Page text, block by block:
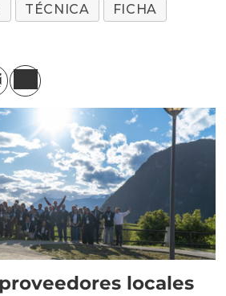
TÉCNICA
FICHA
locales